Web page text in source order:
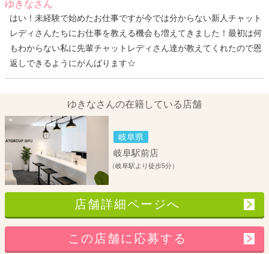
ゆきなさん
はい！未経験で始めたお仕事ですが今では分からない新人チャット
レディさんたちにお仕事を教える機会も増えてきました！最初は何
もわからない私に先輩チャットレディさん達が教えてくれたので恩
返しできるようにがんばります☆
ゆきなさんの在籍している店舗
岐阜県
岐阜駅前店
（岐阜駅より徒歩5分）
店舗詳細ページへ
この店舗に応募する